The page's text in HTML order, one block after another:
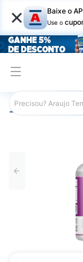
× Baixe o
Use o
Araujo